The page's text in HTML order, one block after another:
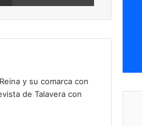
y su comarca con
de Talavera con